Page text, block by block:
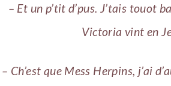
– Et un p’tit d’pus. J’tais touot
Victoria vint en
– Ch’est que Mess Herpins, j’ai